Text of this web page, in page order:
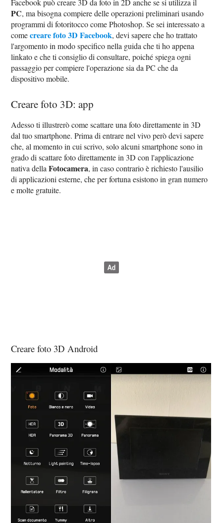
PC, ma bisogna compiere delle operazioni preliminari usando
programmi di fotoritocco come Photoshop. Se sei interessato a
comecreare foto 3D Facebook, devi sapere che ho trattato
l'argomento in modo specifico nella guida che ti ho appena
linkato e che ti consiglio di consultare, poiché spiega ogni
passaggio per compiere l'operazione sia da PC che da
dispositivo mobile.
Creare foto 3D: app
Adesso ti illustrerò come scattare una foto direttamente in 3D
dal tuo smartphone. Prima di entrare nel vivo però devi sapere
che, al momento in cui scrivo, solo alcuni smartphone sono in
grado di scattare foto direttamente in 3D con l'applicazione
nativa dellaFotocamera, in caso contrario è richiesto l'ausilio
di applicazioni esterne, che per fortuna esistono in gran numero
e molte gratuite.
Creare foto 3D Android